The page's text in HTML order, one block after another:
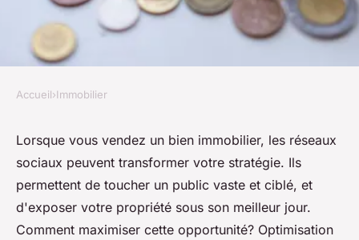
Comment utiliser les réseaux
sociaux pour booster votre
vente immobilière ?
Lya•5 novembre 2024•7 min de lecture
Accueil›Immobilier
Lorsque vous vendez un bien immobilier, les réseaux
sociaux peuvent transformer votre stratégie. Ils
permettent de toucher un public vaste et ciblé, et
d'exposer votre propriété sous son meilleur jour.
Comment maximiser cette opportunité? Optimisation